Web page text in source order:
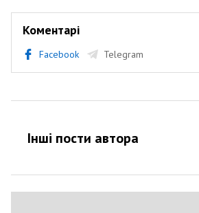
Коментарі
Facebook Telegram
Інші пости автора